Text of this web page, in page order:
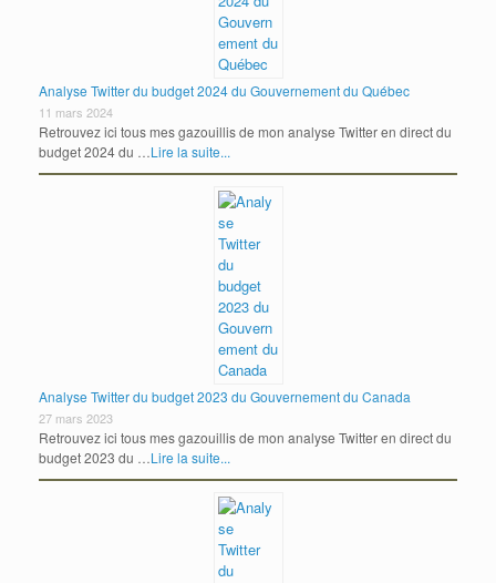
Analyse Twitter du budget 2024 du Gouvernement du Québec
11 mars 2024
Retrouvez ici tous mes gazouillis de mon analyse Twitter en direct du
budget 2024 du …Lire la suite...
Analyse Twitter du budget 2023 du Gouvernement du Canada
27 mars 2023
Retrouvez ici tous mes gazouillis de mon analyse Twitter en direct du
budget 2023 du …Lire la suite...